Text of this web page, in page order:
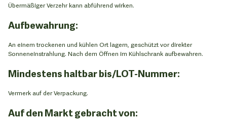
Übermäßiger Verzehr kann abführend wirken.
Aufbewahrung:
An einem trockenen und kühlen Ort lagern, geschützt vor direkter
Sonneneinstrahlung. Nach dem Öffnen im Kühlschrank aufbewahren.
Mindestens haltbar bis/LOT-Nummer:
Vermerk auf der Verpackung.
Auf den Markt gebracht von: